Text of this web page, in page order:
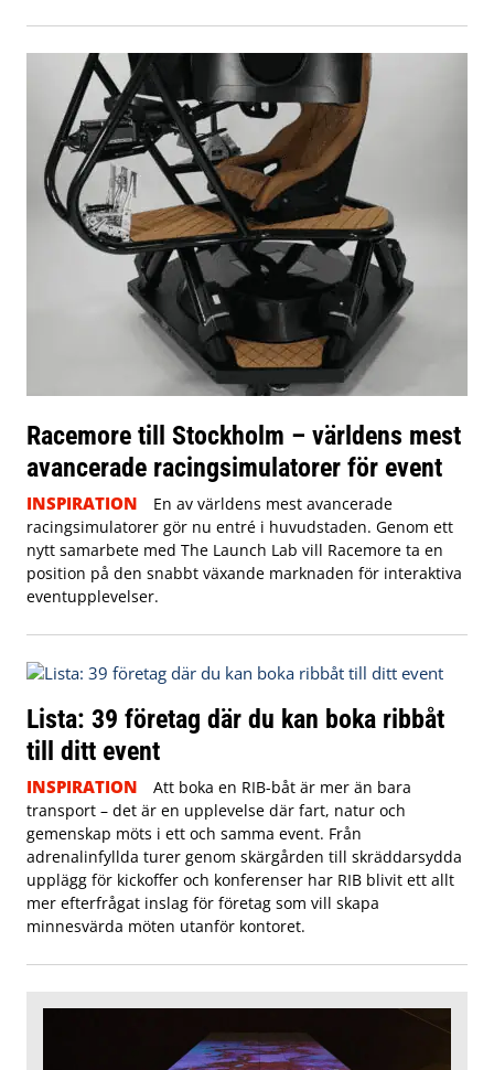
Racemore till Stockholm – världens mest
avancerade racingsimulatorer för event
INSPIRATION
En av världens mest avancerade
racingsimulatorer gör nu entré i huvudstaden. Genom ett
nytt samarbete med The Launch Lab vill Racemore ta en
position på den snabbt växande marknaden för interaktiva
eventupplevelser.
Lista: 39 företag där du kan boka ribbåt
till ditt event
INSPIRATION
Att boka en RIB-båt är mer än bara
transport – det är en upplevelse där fart, natur och
gemenskap möts i ett och samma event. Från
adrenalinfyllda turer genom skärgården till skräddarsydda
upplägg för kickoffer och konferenser har RIB blivit ett allt
mer efterfrågat inslag för företag som vill skapa
minnesvärda möten utanför kontoret.